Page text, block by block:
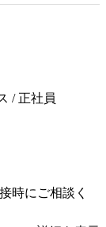
/ 正社員
時にご相談く